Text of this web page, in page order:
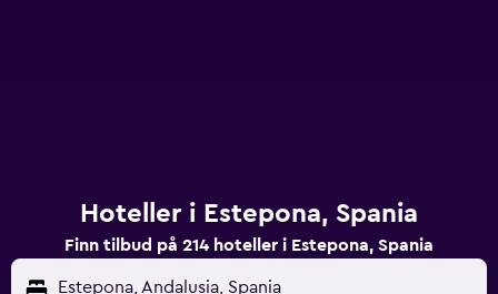
Hoteller i Estepona, Spania
Finn tilbud på 214 hoteller i Estepona, Spania
Estepona, Andalusia, Spania